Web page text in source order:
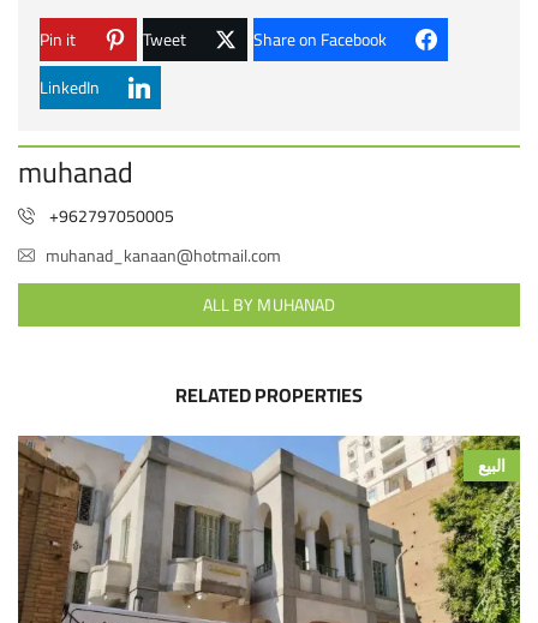
Share on Facebook
Tweet
Pin it
LinkedIn
muhanad
+962797050005
muhanad_kanaan@hotmail.com
ALL BY MUHANAD
RELATED PROPERTIES
البيع